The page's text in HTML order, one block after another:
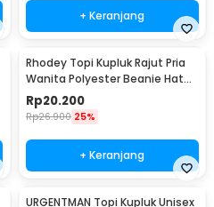
+ Keranjang
Rhodey Topi Kupluk Rajut Pria
Wanita Polyester Beanie Hat
Winter - EC002
Rp20.200
Rp26.900 25%
+ Keranjang
URGENTMAN Topi Kupluk Unisex